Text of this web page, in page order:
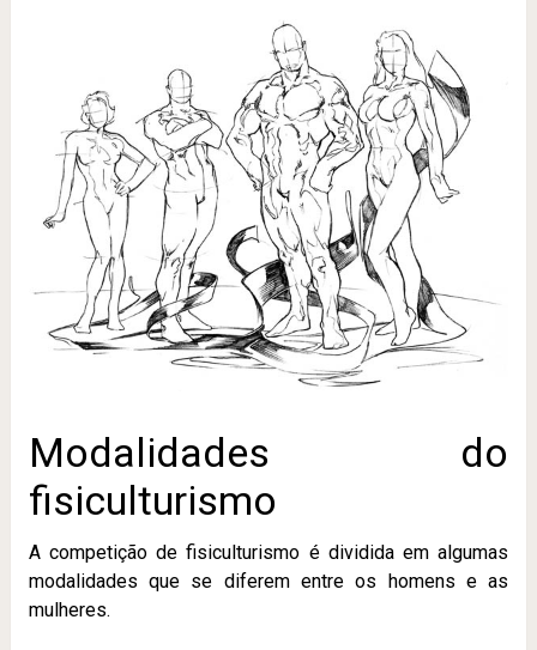
Modalidades do
fisiculturismo
A competição de fisiculturismo é dividida em algumas
modalidades que se diferem entre os homens e as
mulheres.